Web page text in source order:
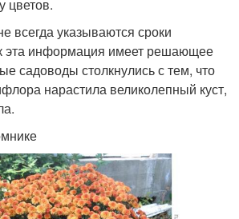
цветов.
всегда указываются сроки
эта информация имеет решающее
садоводы столкнулись с тем, что
нарастила великолепный куст,